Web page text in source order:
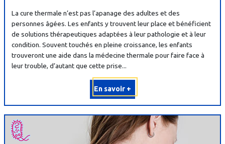
La cure thermale n’est pas l’apanage des adultes et des
personnes âgées. Les enfants y trouvent leur place et bénéficient
de solutions thérapeutiques adaptées à leur pathologie et à leur
condition. Souvent touchés en pleine croissance, les enfants
trouveront une aide dans la médecine thermale pour faire face à
leur trouble, d’autant que cette prise...
En savoir +